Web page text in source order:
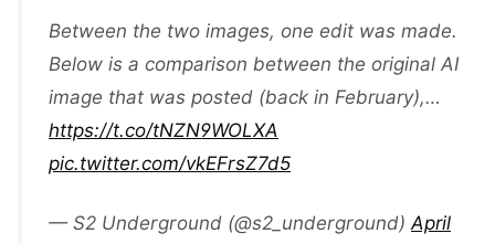
Between the two images, one edit was made.
Below is a comparison between the original AI
image that was posted (back in February),…
https://t.co/tNZN9WOLXA
pic.twitter.com/vkEFrsZ7d5
— S2 Underground (@s2_underground)April